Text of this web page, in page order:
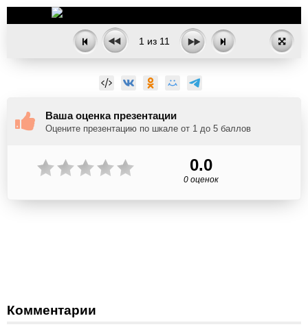
1 из 11
Ваша оценка презентации
Оцените презентацию по шкале от 1 до 5 баллов
0.0
0 оценок
Комментарии